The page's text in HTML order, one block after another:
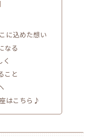
に込めた想い
なる
く
こと
はこちら♪